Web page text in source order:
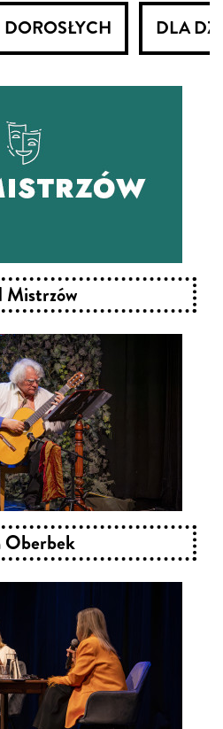
DLA
Mistrzów
Oberbek